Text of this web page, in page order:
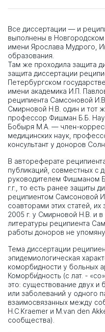
Все диссертации — и
выполнены в
имени Ярослава Мудрого,
образования.
Там же проходила защита
защита диссертации
Петербургском
имени академика И.П.
реципиента Самсоновой
Смирновой Н.В. один и тот
профессор Фишман Б.Б.
Бобыря М.А. — член-
медицинских наук,
консультант у доноров
В автореферате
публикаций, совместных
руководителем Фишманом
г.г., то есть ранее защиты
реципиентом Самсоновой
соавторами этих статей,
2005 г. у Смирновой Н.В. и
литературы реципиента
работы доноров не
Тема диссертации
эпидемиологическая
коморбидности у больных
Коморби́дность (с лат. -
это: существование двух и
или заболеваний у одного
взаимосвязанных между
H.C.Kraemer и M.van den
сообщества).